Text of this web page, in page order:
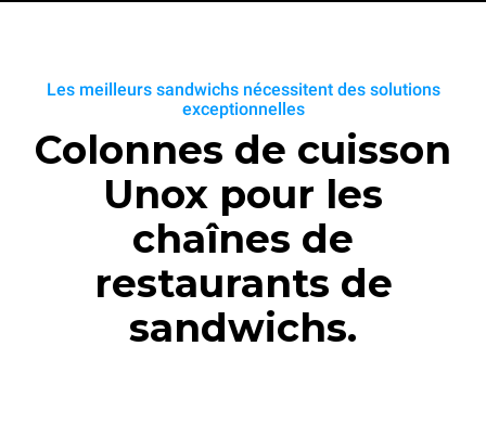
Les meilleurs sandwichs nécessitent des solutions
exceptionnelles
Colonnes de cuisson
Unox pour les
chaînes de
restaurants de
sandwichs.